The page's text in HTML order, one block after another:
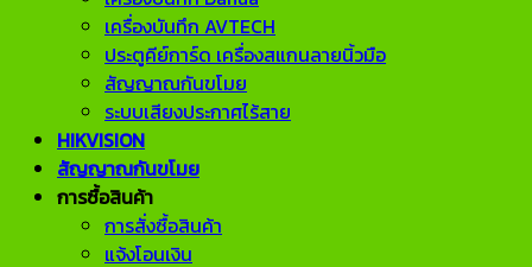
เครื่องบันทึก AVTECH
ประตูคีย์การ์ด เครื่องสแกนลายนิ้วมือ
สัญญาณกันขโมย
ระบบเสียงประกาศไร้สาย
HIKVISION
สัญญาณกันขโมย
การซื้อสินค้า
การสั่งซื้อสินค้า
แจ้งโอนเงิน